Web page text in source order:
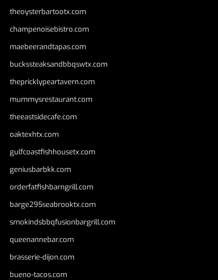
theoysterbartootx.com
champenoisebistro.com
maebeerandtapas.com
buckssteaksandbbqswtx.com
thepricklypeartavern.com
mummysrestaurant.com
theeastsidecafe.com
oaktexhtx.com
gulfcoastfishhousetx.com
geniusbarbkk.com
orderfatfishbarngrill.com
barge295seabrooktx.com
smokindsbbqfusionbargrill.com
queenannebar.com
brasserie-dijon.com
bueno-tacos.com